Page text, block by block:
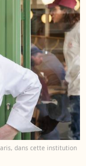
dans cette institution